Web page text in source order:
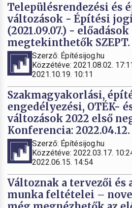
Településrendezési és
változások - Építési
(2021.09.07.) - előadások
megtekinthetők
Szerző: Építésijog.hu
Közzétéve: 2021.08.02.
2021.10.19. 10:11
Szakmagyakorlási,
engedélyezési, OTÉK-
változások 2022 első
Konferencia: 2022.04.12.
Szerző: Építésijog.hu
Közzétéve: 2022.03.17.
2022.06.15. 14:54
Változnak a tervezői és
munka feltételei –